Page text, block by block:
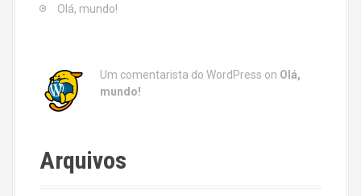
Olá, mundo!
Um comentarista do WordPress on Olá,
mundo!
Arquivos